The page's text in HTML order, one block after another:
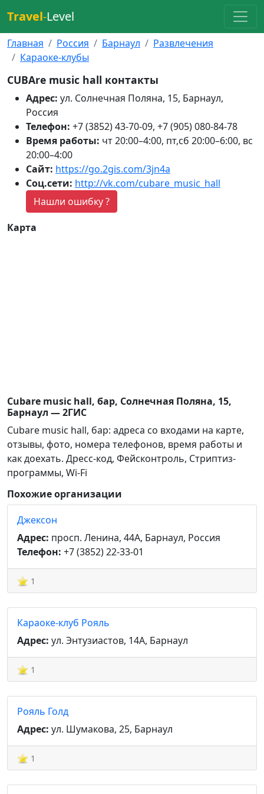
Travel-Level
Главная Россия Барнаул
Развлечения
Караоке-клубы
CUBAre music hall контакты
Адрес: ул. Солнечная Поляна, 15, Барнаул,
Россия
Телефон: +7 (3852) 43-70-09, +7 (905) 080-84-78
Время работы: чт 20:00–4:00, пт,сб 20:00–6:00, вс
20:00–4:00
Сайт: https://go.2gis.com/3jn4a
Соц.сети: http://vk.com/cubare_music_hall
Нашли ошибку ?
Карта
Cubare music hall, бар, Солнечная Поляна, 15,
Барнаул — 2ГИС
Cubare music hall, бар: адреса со входами на карте,
отзывы, фото, номера телефонов, время работы и
как доехать. Дресс-код, Фейсконтроль, Стриптиз-
программы, Wi-Fi
Похожие организации
Джексон
Адрес: просп. Ленина, 44А, Барнаул, Россия
Телефон: +7 (3852) 22-33-01
1
Караоке-клуб Рояль
Адрес: ул. Энтузиастов, 14А, Барнаул
1
Рояль Голд
Адрес: ул. Шумакова, 25, Барнаул
1